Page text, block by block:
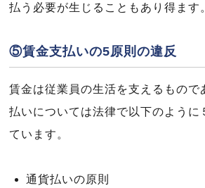
払う必要が生じることもあり得ます
⑤賃金支払いの5原則の違反
賃金は従業員の生活を支えるもので
払いについては法律で以下のように
ています。
通貨払いの原則